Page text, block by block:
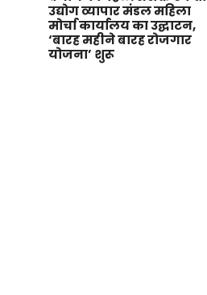
उद्योग व्यापार मंडल महिला
मोर्चा कार्यालय का उद्घाटन,
‘बारह महीने बारह रोजगार
योजना’ शुरू